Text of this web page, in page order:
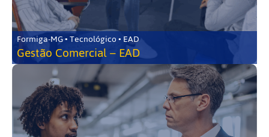
Formiga-MG • Tecnológico • EAD
Gestão Comercial – EAD